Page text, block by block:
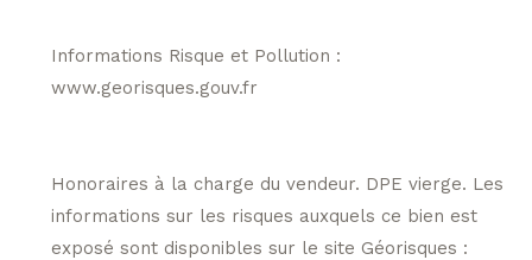
Informations Risque et Pollution :
www.georisques.gouv.fr
Honoraires à la charge du vendeur. DPE vierge. Les
informations sur les risques auxquels ce bien est
exposé sont disponibles sur le site Géorisques :